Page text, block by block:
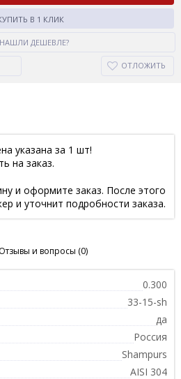
В 1 КЛИК
НАШЛИ ДЕШЕВЛЕ?
ОТЛОЖИТЬ
указана за 1 шт!
на заказ.
и оформите заказ. После этого
и уточнит подробности заказа.
Отзывы и вопросы (0)
0.300
33-15-sh
да
Россия
Shampurs
AISI 304